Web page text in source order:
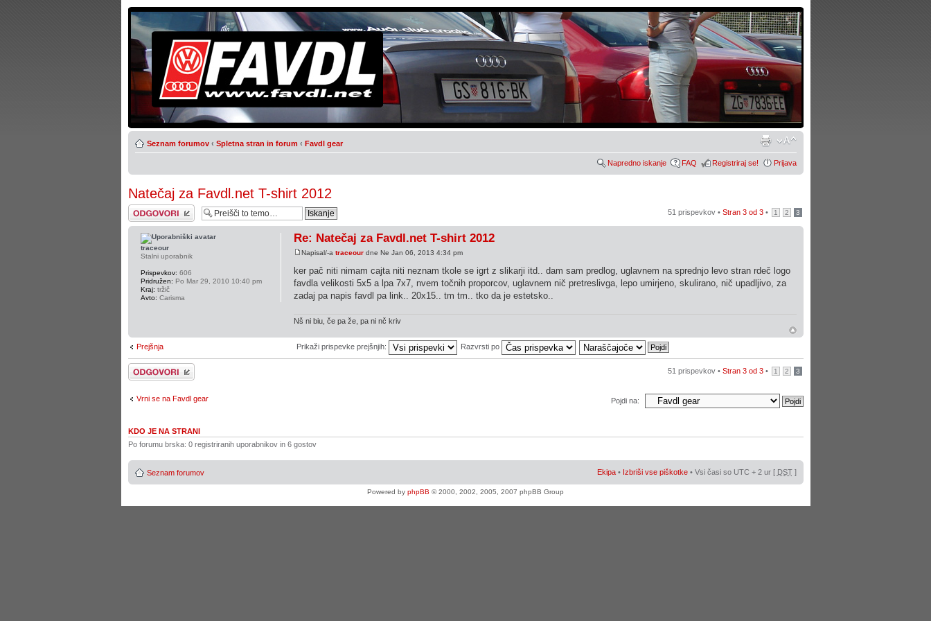
Seznam forumov ‹ Spletna stran in forum ‹ Favdl gear
Napredno iskanje FAQ Registriraj se! Prijava
Natečaj za Favdl.net T-shirt 2012
Napiši odgovor 51 prispevkov • Stran 3od 3• 1 2 3
Re: Natečaj za Favdl.net T-shirt 2012
Napisal/-a traceourdne Ne Jan 06, 2013 4:34 pm
ker pač niti nimam cajta niti neznam tkole se igrt z slikarji itd.. dam sam predlog, uglavnem na sprednjo levo stran rdeč logo
favdla velikosti 5x5 a lpa 7x7, nvem točnih proporcov, uglavnem nič pretreslivga, lepo umirjeno, skulirano, nič upadljivo, za
zadaj pa napis favdl pa link.. 20x15.. tm tm.. tko da je estetsko..
Nš ni biu, če pa že, pa ni nč kriv
traceour
Stalni uporabnik
Prispevkov: 606
Pridružen: Po Mar 29, 2010 10:40 pm
Kraj: tržič
Avto: Carisma
Prejšnja Prikaži prispevke prejšnjih: Razvrsti po
Napiši odgovor 51 prispevkov • Stran 3od 3• 1 2 3
Vrni se na Favdl gear Pojdi na:
KDO JE NA STRANI
Po forumu brska: 0 registriranih uporabnikov in 6 gostov
Seznam forumov Ekipa• Izbriši vse piškotke • Vsi časi so UTC + 2 ur [ DST]
Powered by phpBB © 2000, 2002, 2005, 2007 phpBB Group